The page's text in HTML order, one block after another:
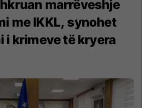
marrëveshje
me IKKL, synohet
i krimeve të kryera